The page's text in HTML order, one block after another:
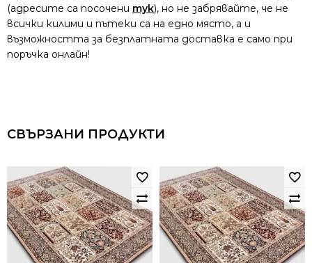
(адресите са посочени тук), но не забрявайте, че не
всички килими и пътеки са на едно място, а и
възможността за безплатната доставка е само при
поръчка онлайн!
СВЪРЗАНИ ПРОДУКТИ